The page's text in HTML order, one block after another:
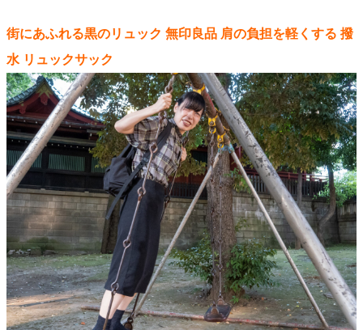
街にあふれる黒のリュック 無印良品 肩の負担を軽くする 撥
水 リュックサック